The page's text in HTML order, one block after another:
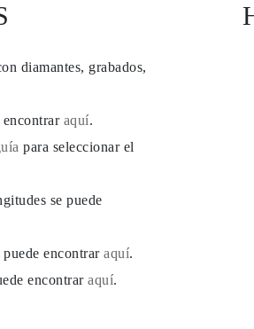
diamantes, grabados,
encontrar aquí.
para seleccionar el
se puede
puede encontraraquí.
encontraraquí.